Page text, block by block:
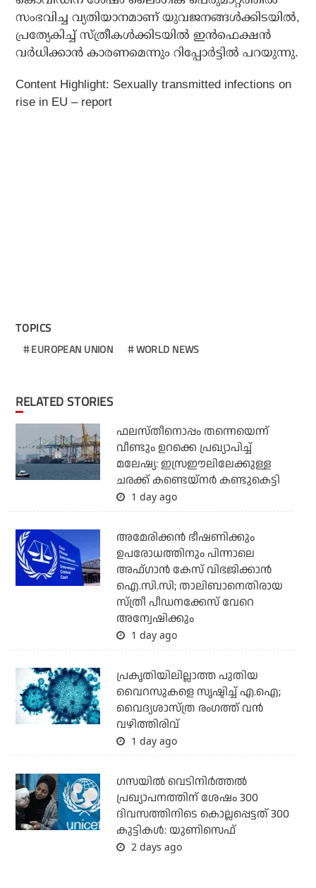
സംഭവിച്ച വ്യതിയാനമാണ് യുവജനങ്ങൾക്കിടയിൽ,
പ്രത്യേകിച്ച് സ്ത്രീകൾക്കിടയിൽ ഇൻഫെക്ഷൻ
വർധിക്കാൻ കാരണമെന്നും റിപ്പോർട്ടിൽ പറയുന്നു.
Content Highlight: Sexually transmitted infections on
rise in EU – report
TOPICS
EUROPEAN UNION WORLD NEWS
RELATED STORIES
ഫലസ്തീനൊപ്പം തന്നെയെന്ന്
വീണ്ടും ഉറക്കെ പ്രഖ്യാപിച്ച്
മലേഷ്യ: ഇസ്രഈലിലേക്കുള്ള
ചരക്ക് കണ്ടെയ്‌നര്‍ കണ്ടുകെട്ടി
1 day ago
അമേരിക്കന്‍ ഭീഷണിക്കും
ഉപരോധത്തിനും പിന്നാലെ
അഫ്ഗാന്‍ കേസ് വിഭജിക്കാന്‍
ഐ.സി.സി; താലിബാനെതിരായ
സ്ത്രീ പീഡനക്കേസ് വേറെ
അന്വേഷിക്കും
1 day ago
പ്രകൃതിയിലില്ലാത്ത പുതിയ
വൈറസുകളെ സൃഷ്ടിച്ച് എ.ഐ;
വൈദ്യശാസ്ത്ര രംഗത്ത് വന്‍
വഴിത്തിരിവ്
1 day ago
ഗസയില്‍ വെടിനിര്‍ത്തല്‍
പ്രഖ്യാപനത്തിന് ശേഷം 300
ദിവസത്തിനിടെ കൊല്ലപ്പെട്ടത് 300
കുട്ടികള്‍: യുണിസെഫ്
2 days ago